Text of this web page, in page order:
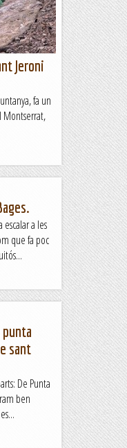
Jeroni
fa un
Montserrat,
a les
que fa poc
punta
sant
De Punta
ben